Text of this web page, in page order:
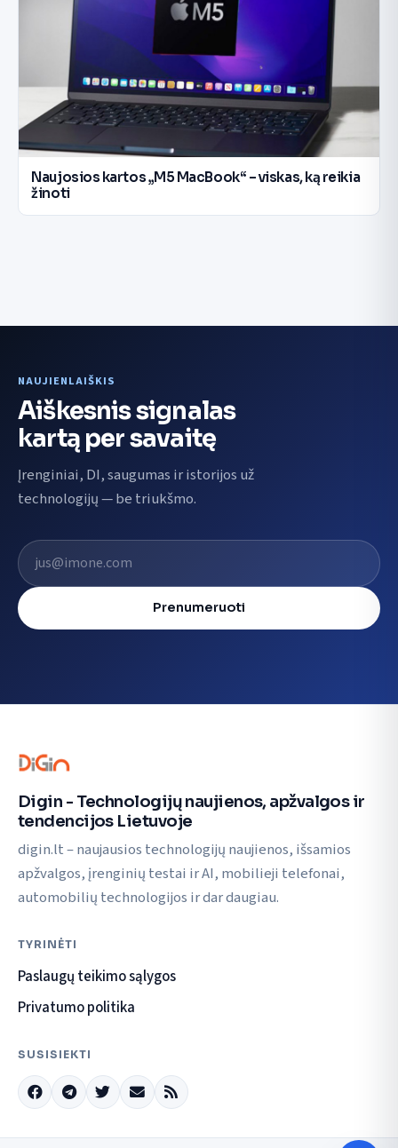
Naujosios kartos „M5 MacBook“ – viskas, ką reikia
žinoti
NAUJIENLAIŠKIS
Aiškesnis signalas
kartą per savaitę
Įrenginiai, DI, saugumas ir istorijos už
technologijų — be triukšmo.
El. pašto adresas
Prenumeruoti
Digin - Technologijų naujienos, apžvalgos ir
tendencijos Lietuvoje
digin.lt – naujausios technologijų naujienos, išsamios
apžvalgos, įrenginių testai ir AI, mobilieji telefonai,
automobilių technologijos ir dar daugiau.
TYRINĖTI
Paslaugų teikimo sąlygos
Privatumo politika
SUSISIEKTI